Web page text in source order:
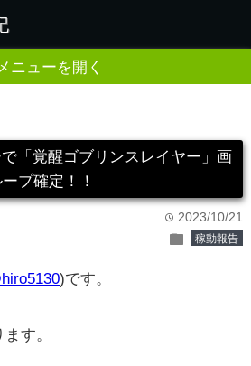
ニューを開く
「覚醒ゴブリンスレイヤー」画
プ確定！！
time 2023/10/21
folder 稼動報告